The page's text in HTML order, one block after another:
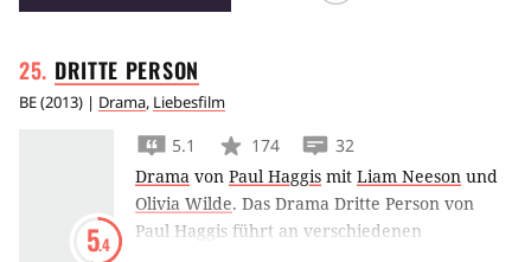
erste Kollektion kreiert.
DRITTE PERSON
BE(2013) | Drama, Liebesfilm
5.4
5.1 174
32
Drama von Paul Haggis mit Liam Neeson und
Olivia Wilde. Das Drama Dritte Person von
Paul Haggis führt an verschiedenen